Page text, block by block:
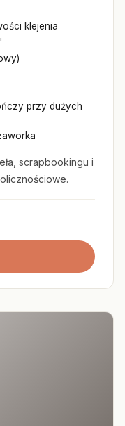
klejenia
przy dużych
scrapbookingu i